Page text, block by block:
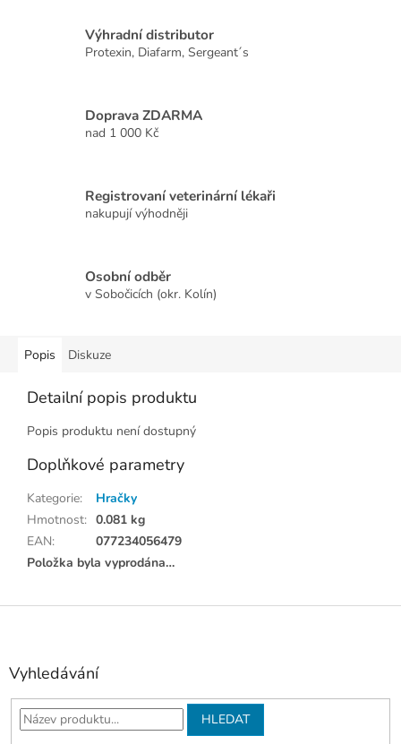
Výhradní distributor
Protexin, Diafarm, Sergeant´s
Doprava ZDARMA
nad 1 000 Kč
Registrovaní veterinární lékaři
nakupují výhodněji
Osobní odběr
v Sobočicích (okr. Kolín)
Popis Diskuze
Detailní popis produktu
Popis produktu není dostupný
Doplňkové parametry
Kategorie:
Hračky
Hmotnost: 0.081 kg
EAN:
077234056479
Položka byla vyprodána…
Z
Vyhledávání
HLEDAT